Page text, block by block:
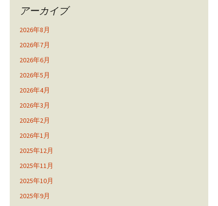
アーカイブ
2026年8月
2026年7月
2026年6月
2026年5月
2026年4月
2026年3月
2026年2月
2026年1月
2025年12月
2025年11月
2025年10月
2025年9月